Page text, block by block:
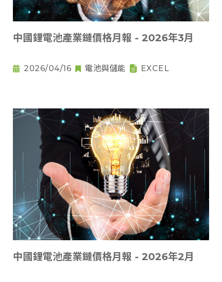
中國鋰電池產業鏈價格月報 - 2026年3月
2026/04/16 電池與儲能 EXCEL
中國鋰電池產業鏈價格月報 - 2026年2月